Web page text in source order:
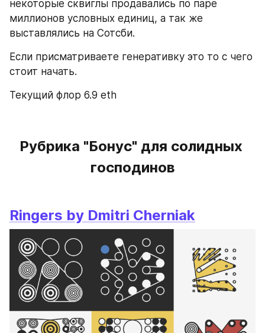
некоторые сквиглы продавались по паре
миллионов условных единиц, а так же
выставлялись на Сотсби.
Если присматриваете генеративку это то с чего
стоит начать.
Текущий флор 6.9 eth
Рубрика "Бонус" для солидных
господинов
Ringers by Dmitri Cherniak